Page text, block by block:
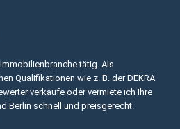
tätig. Als
Qualifikationen wie z. B. der DEKRA
verkaufe oder vermiete ich Ihre
Berlin schnell und preisgerecht.